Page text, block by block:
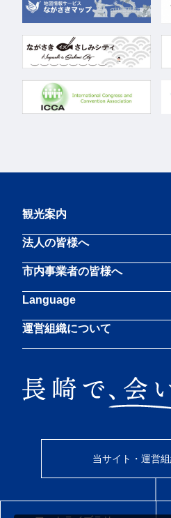
観光案内
法人の皆様へ
市内事業者の皆様へ
Language
運営組織について
当サイト・運営